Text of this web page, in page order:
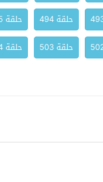
حلقة 494
حلقة 495
حلقة 503
حلقة 504